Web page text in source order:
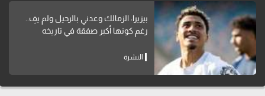
بيزيرا: الزمالك وعدني بالرحيل ولم يفِ..
رغم كونها أكبر صفقة في تاريخه
النشرة